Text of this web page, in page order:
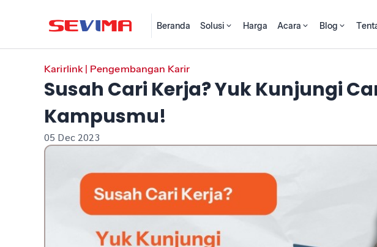
Beranda Solusi Harga Acara Blog
Karirlink | Pengembangan Karir
Susah Cari Kerja? Yuk Kunjungi
Kampusmu!
05 Dec 2023